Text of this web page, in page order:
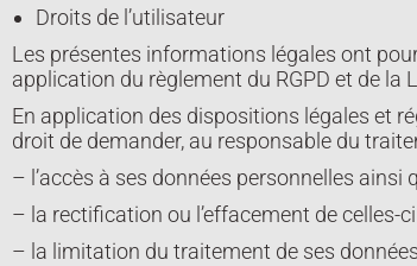
Droits de l’utilisateur
Les présentes informations légales ont
application du règlement du RGPD et de la
En application des dispositions légales et
droit de demander, au responsable du
– l’accès à ses données personnelles
– la rectification ou l’effacement de celles-ci
– la limitation du traitement de ses